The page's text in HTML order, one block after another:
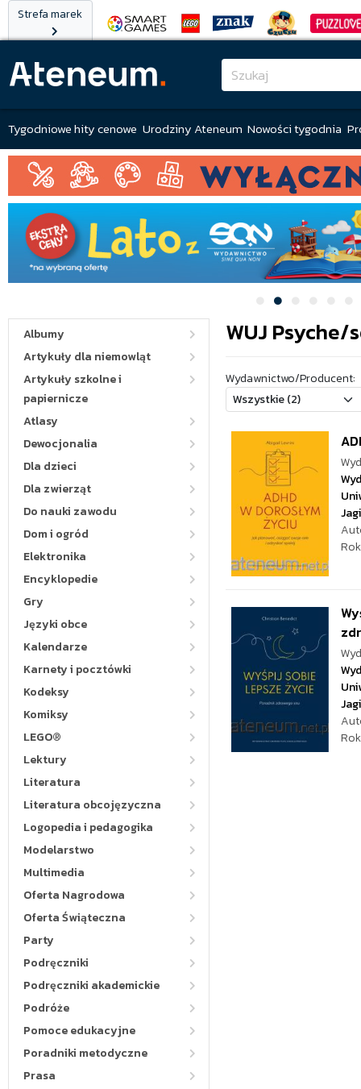
Strefa marek
Tygodniowe hity cenowe Urodziny Ateneum Nowości tygodnia
Albumy
Artykuły dla niemowląt
Artykuły szkolne i
papiernicze
Atlasy
Dewocjonalia
Dla dzieci
Dla zwierząt
Do nauki zawodu
Dom i ogród
Elektronika
Encyklopedie
Gry
Języki obce
Kalendarze
Karnety i pocztówki
Kodeksy
Komiksy
LEGO®
Lektury
Literatura
Literatura obcojęzyczna
Logopedia i pedagogika
Modelarstwo
Multimedia
Oferta Nagrodowa
Oferta Świąteczna
Party
Podręczniki
Podręczniki akademickie
Podróże
Pomoce edukacyjne
Poradniki metodyczne
Prasa
WUJ Psyche/
Wydawnictwo/Producent: